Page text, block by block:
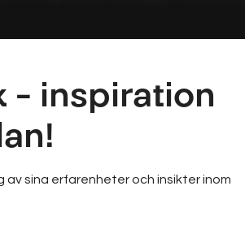
– inspiration
av sina erfarenheter och insikter inom